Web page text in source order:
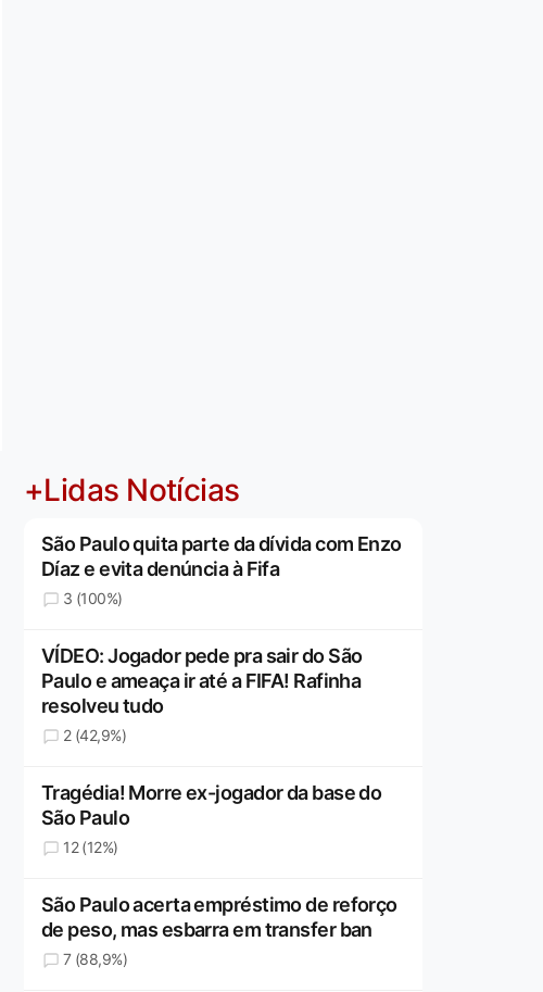
+Lidas Notícias
São Paulo quita parte da dívida com Enzo
Díaz e evita denúncia à Fifa
3 (100%)
VÍDEO: Jogador pede pra sair do São
Paulo e ameaça ir até a FIFA! Rafinha
resolveu tudo
2 (42,9%)
Tragédia! Morre ex-jogador da base do
São Paulo
12 (12%)
São Paulo acerta empréstimo de reforço
de peso, mas esbarra em transfer ban
7 (88,9%)